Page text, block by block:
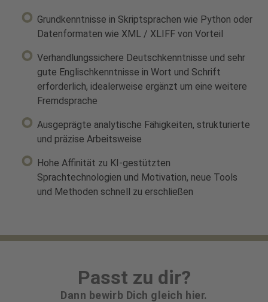
Grundkenntnisse in Skriptsprachen wie Python oder
Datenformaten wie XML / XLIFF von Vorteil
Verhandlungssichere Deutschkenntnisse und sehr
gute Englischkenntnisse in Wort und Schrift
erforderlich, idealerweise ergänzt um eine weitere
Fremdsprache
Ausgeprägte analytische Fähigkeiten, strukturierte
und präzise Arbeitsweise
Hohe Affinität zu KI-gestützten
Sprachtechnologien und Motivation, neue Tools
und Methoden schnell zu erschließen
Passt zu dir?
Dann bewirb Dich gleich hier.